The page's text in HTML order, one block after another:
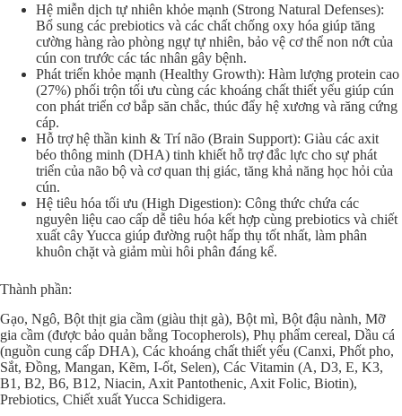
Hệ miễn dịch tự nhiên khỏe mạnh (Strong Natural Defenses):
Bổ sung các prebiotics và các chất chống oxy hóa giúp tăng
cường hàng rào phòng ngự tự nhiên, bảo vệ cơ thể non nớt của
cún con trước các tác nhân gây bệnh.
Phát triển khỏe mạnh (Healthy Growth): Hàm lượng protein cao
(27%) phối trộn tối ưu cùng các khoáng chất thiết yếu giúp cún
con phát triển cơ bắp săn chắc, thúc đẩy hệ xương và răng cứng
cáp.
Hỗ trợ hệ thần kinh & Trí não (Brain Support): Giàu các axit
béo thông minh (DHA) tinh khiết hỗ trợ đắc lực cho sự phát
triển của não bộ và cơ quan thị giác, tăng khả năng học hỏi của
cún.
Hệ tiêu hóa tối ưu (High Digestion): Công thức chứa các
nguyên liệu cao cấp dễ tiêu hóa kết hợp cùng prebiotics và chiết
xuất cây Yucca giúp đường ruột hấp thụ tốt nhất, làm phân
khuôn chặt và giảm mùi hôi phân đáng kể.
Thành phần:
Gạo, Ngô, Bột thịt gia cầm (giàu thịt gà), Bột mì, Bột đậu nành, Mỡ
gia cầm (được bảo quản bằng Tocopherols), Phụ phẩm cereal, Dầu cá
(nguồn cung cấp DHA), Các khoáng chất thiết yếu (Canxi, Phốt pho,
Sắt, Đồng, Mangan, Kẽm, I-ốt, Selen), Các Vitamin (A, D3, E, K3,
B1, B2, B6, B12, Niacin, Axit Pantothenic, Axit Folic, Biotin),
Prebiotics, Chiết xuất Yucca Schidigera.